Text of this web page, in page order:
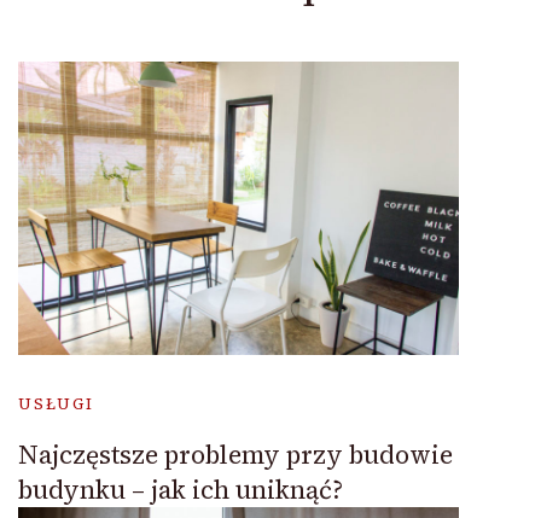
USŁUGI
Najczęstsze problemy przy budowie
budynku – jak ich uniknąć?